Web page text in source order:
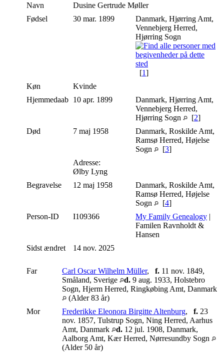
Navn Dusine Gertrude Møller
Fødsel
30 mar. 1899
Danmark, Hjørring Amt,
Vennebjerg Herred,
Hjørring Sogn
[1]
Køn
Kvinde
Hjemmedaab 10 apr. 1899
Danmark, Hjørring Amt,
Vennebjerg Herred,
Hjørring Sogn
[2]
Død
7 maj 1958
Danmark, Roskilde Amt,
Ramsø Herred, Højelse
Sogn
[3]
Adresse:
Ølby Lyng
Begravelse
12 maj 1958
Danmark, Roskilde Amt,
Ramsø Herred, Højelse
Sogn
[4]
Person-ID
I109366 My Family Genealogy |
Familen Ravnholdt &
Hansen
Sidst ændret
14 nov. 2025
Far Carl Oscar Wilhelm Müller, f. 11 nov. 1849,
Småland, Sverige
d. 9 aug. 1933, Holstebro
Sogn, Hjerm Herred, Ringkøbing Amt, Danmark
(Alder 83 år)
Mor
Frederikke Eleonora Birgitte Altenburg, f. 23
nov. 1857, Tulstrup Sogn, Ning Herred, Aarhus
Amt, Danmark
d. 12 jul. 1908, Danmark,
Aalborg Amt, Kær Herred, Nørresundby Sogn
(Alder 50 år)